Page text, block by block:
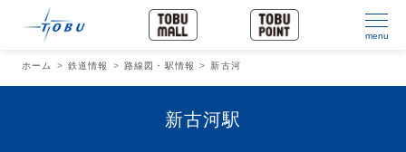
menu
ホーム 鉄道情報 路線図・駅情報 新古河
新古河駅